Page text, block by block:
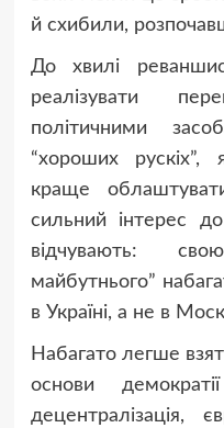
й схибили,
До хвилі
реалізувати
політичними
“хороших
краще
сильний інтерес
відчувають:
майбутнього”
в Україні, а не в
Набагато легше
основи
децентралізація,